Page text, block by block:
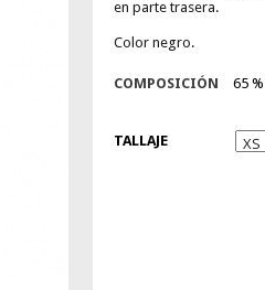
en parte trasera.
Color negro.
COMPOSICIÓN 65
TALLAJE